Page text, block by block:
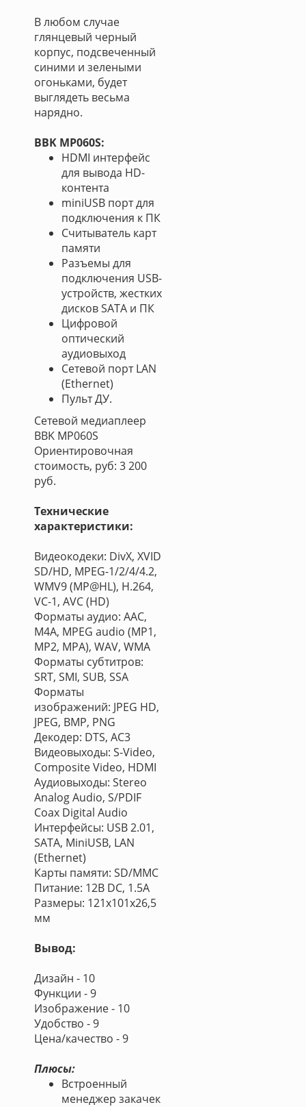
В любом случае
глянцевый черный
корпус, подсвеченный
синими и зелеными
огоньками, будет
выглядеть весьма
нарядно.
BBK MP060S:
HDMI интерфейс
для вывода HD-
контента
miniUSB порт для
подключения к ПК
Считыватель карт
памяти
Разъемы для
подключения USB-
устройств, жестких
дисков SATA и ПК
Цифровой
оптический
аудиовыход
Сетевой порт LAN
(Ethernet)
Пульт ДУ.
Сетевой медиаплеер
BBK MP060S
Ориентировочная
стоимость, руб: 3 200
руб.
Технические
характеристики:
Видеокодеки: DivX, XVID
SD/HD, MPEG-1/2/4/4.2,
WMV9 (MP@HL), H.264,
VC-1, AVC (HD)
Форматы аудио: AAC,
M4A, MPEG audio (MP1,
MP2, MPA), WAV, WMA
Форматы субтитров:
SRT, SMI, SUB, SSA
Форматы
изображений: JPEG HD,
JPEG, BMP, PNG
Декодер: DTS, AC3
Видеовыходы: S-Video,
Composite Video, HDMI
Аудиовыходы: Stereo
Analog Audio, S/PDIF
Coax Digital Audio
Интерфейсы: USB 2.01,
SATA, MiniUSB, LAN
(Ethernet)
Карты памяти: SD/MMC
Питание: 12В DC, 1.5A
Размеры: 121х101х26,5
мм
Вывод:
Дизайн - 10
Функции - 9
Изображение - 10
Удобство - 9
Цена/качество - 9
Плюсы:
Встроенный
менеджер закачек